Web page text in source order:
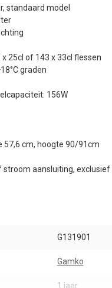
standaard model
25cl of 143 x 33cl flessen
graden
156W
57,6 cm, hoogte 90/91cm
aansluiting,
G131901
Gamko
1 jaar